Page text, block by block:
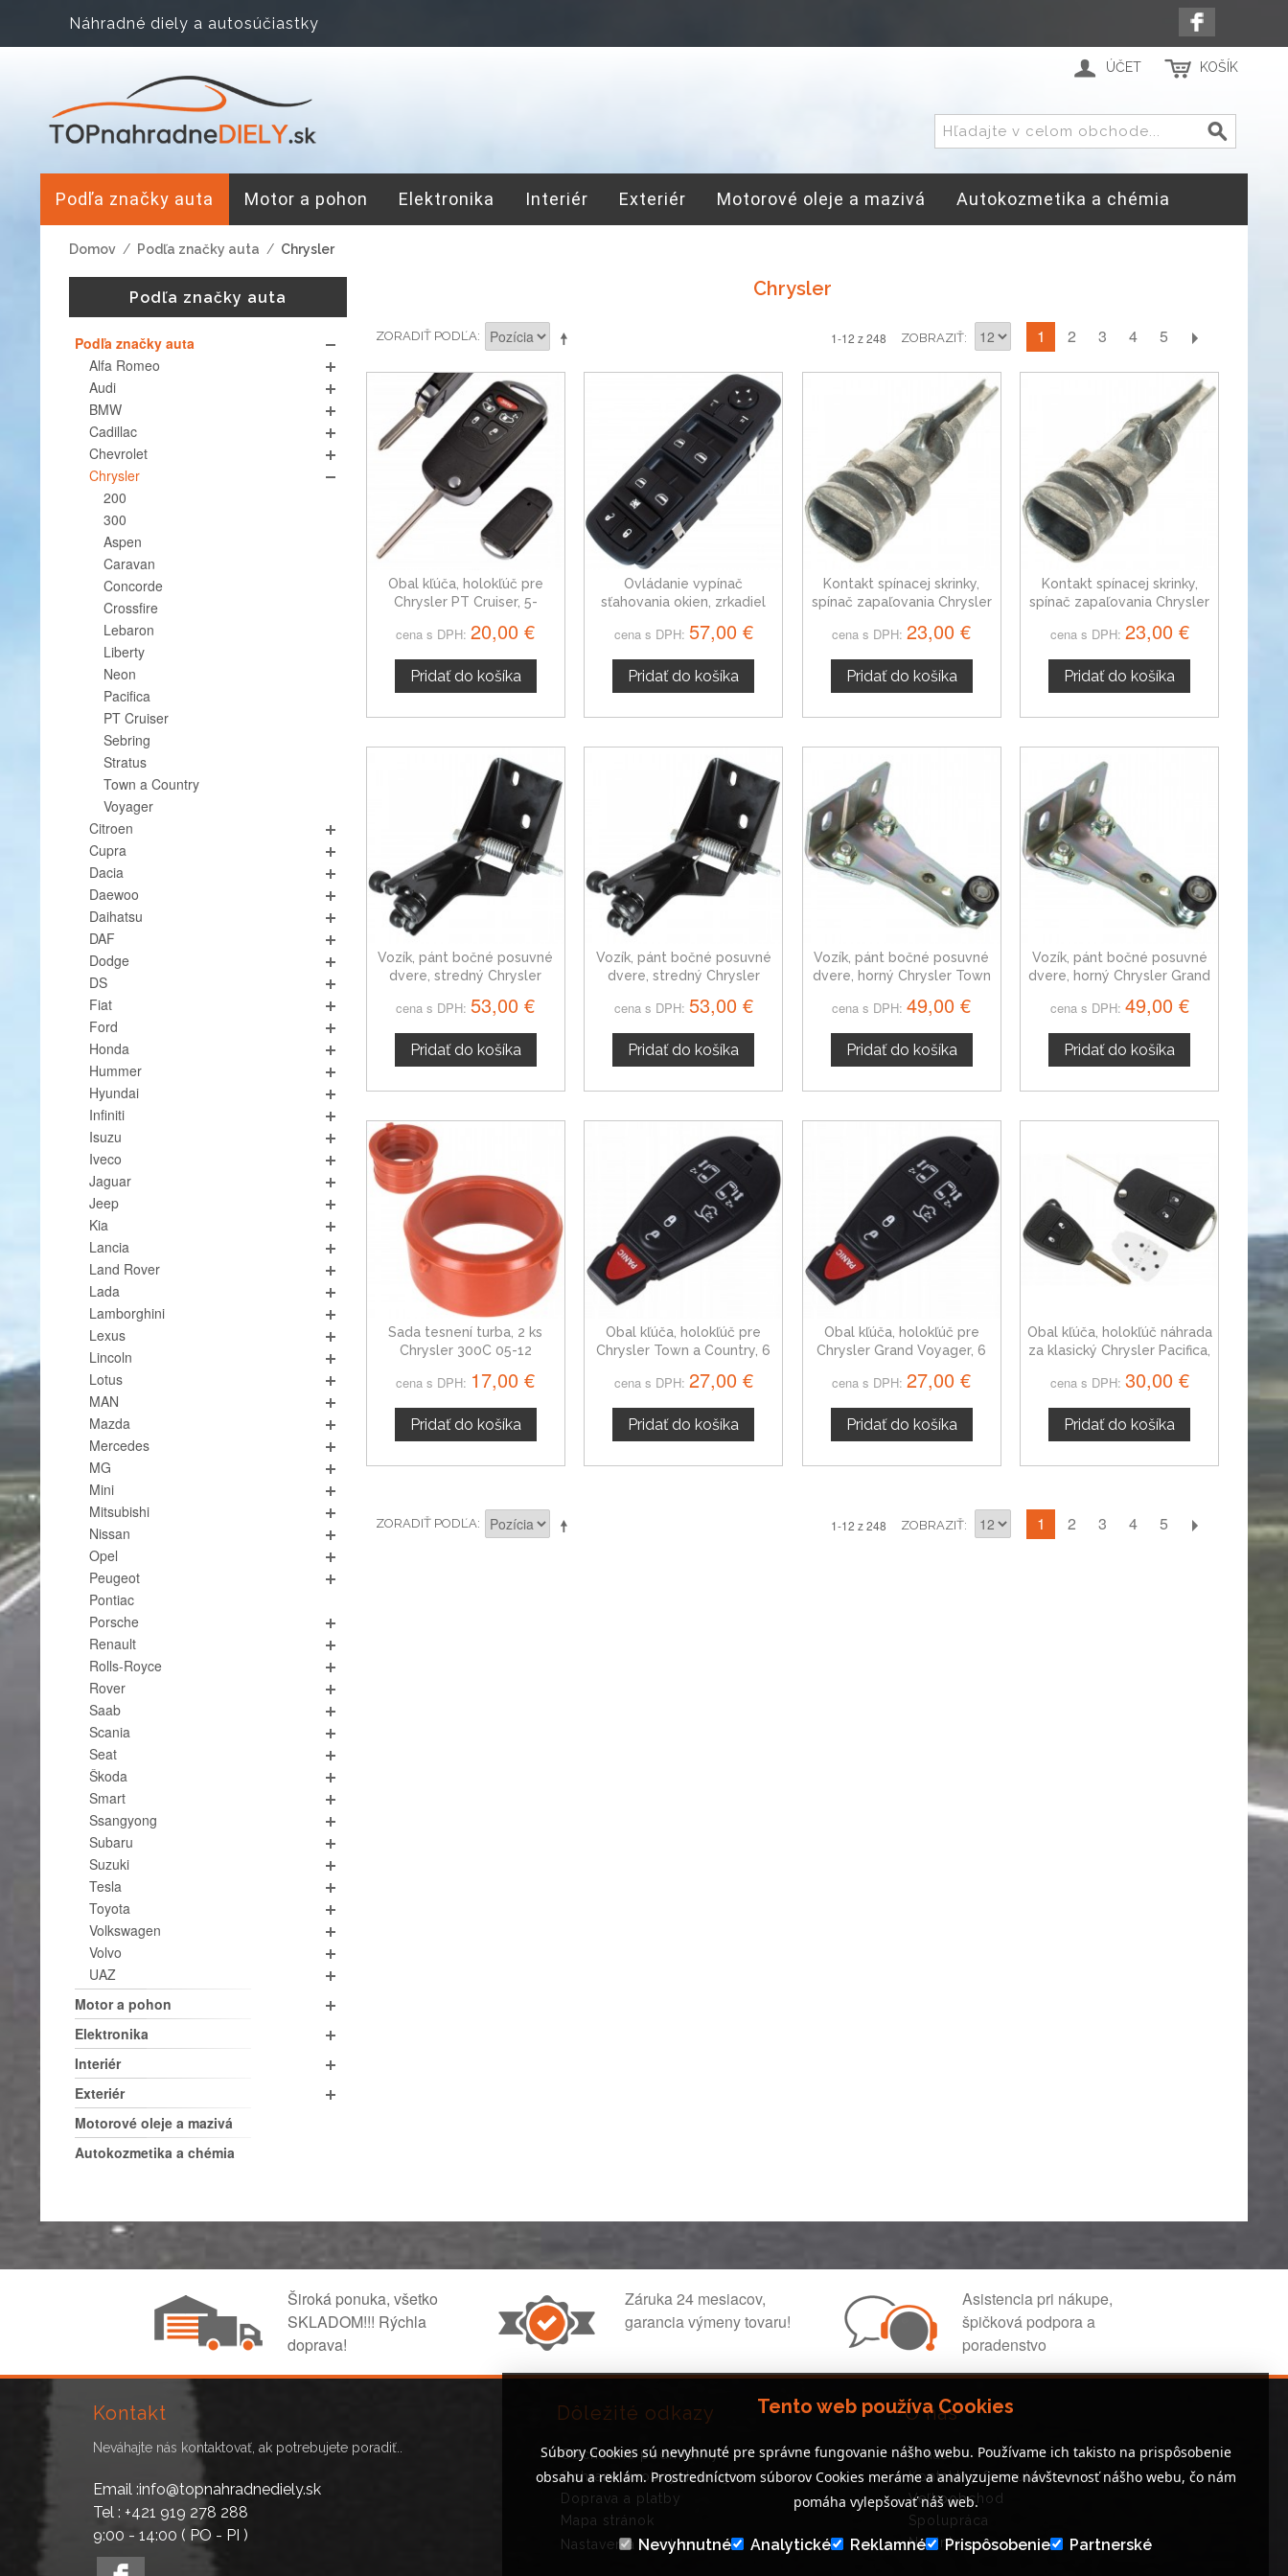
Náhradné diely a autosúčiastky
ÚČET KOŠÍK
Podľa značky auta Motor a pohon Elektronika Interiér Exteriér Motorové oleje a mazivá Autokozmetika a chémia
Domov / Podľa značky auta / Chrysler
Chrysler
ZORADIŤ PODĽA 1-12 z 248 ZOBRAZIŤ 1 2 3 4 5
Obal kľúča, holokľúč pre
Chrysler PT Cruiser, 5-
cena s DPH: 20,00 €
Pridať do košíka
Ovládanie vypínač
sťahovania okien, zrkadiel
4602535AC
cena s DPH: 57,00 €
Pridať do košíka
Kontakt spínacej skrinky,
spínač zapaľovania Chrysler
cena s DPH: 23,00 €
Pridať do košíka
Kontakt spínacej skrinky,
spínač zapaľovania Chrysler
cena s DPH: 23,00 €
Pridať do košíka
Vozík, pánt bočné posuvné
dvere, stredný Chrysler
cena s DPH: 53,00 €
Pridať do košíka
Vozík, pánt bočné posuvné
dvere, stredný Chrysler
cena s DPH: 53,00 €
Pridať do košíka
Vozík, pánt bočné posuvné
dvere, horný Chrysler Town
cena s DPH: 49,00 €
Pridať do košíka
Vozík, pánt bočné posuvné
dvere, horný Chrysler Grand
cena s DPH: 49,00 €
Pridať do košíka
Sada tesnení turba, 2 ks
Chrysler 300C 05-12
cena s DPH: 17,00 €
Pridať do košíka
Obal kľúča, holokľúč pre
Chrysler Town a Country, 6
cena s DPH: 27,00 €
Pridať do košíka
Obal kľúča, holokľúč pre
Chrysler Grand Voyager, 6
cena s DPH: 27,00 €
Pridať do košíka
Obal kľúča, holokľúč náhrada
za klasický Chrysler Pacifica,
cena s DPH: 30,00 €
Pridať do košíka
ZORADIŤ PODĽA 1-12 z 248 ZOBRAZIŤ 1 2 3 4 5
Podľa značky auta
Podľa značky auta
Alfa Romeo
Audi
BMW
Cadillac
Chevrolet
Chrysler
200
300
Aspen
Caravan
Concorde
Crossfire
Lebaron
Liberty
Neon
Pacifica
PT Cruiser
Sebring
Stratus
Town a Country
Voyager
Citroen
Cupra
Dacia
Daewoo
Daihatsu
DAF
Dodge
DS
Fiat
Ford
Honda
Hummer
Hyundai
Infiniti
Isuzu
Iveco
Jaguar
Jeep
Kia
Lancia
Land Rover
Lada
Lamborghini
Lexus
Lincoln
Lotus
MAN
Mazda
Mercedes
MG
Mini
Mitsubishi
Nissan
Opel
Peugeot
Pontiac
Porsche
Renault
Rolls-Royce
Rover
Saab
Scania
Seat
Škoda
Smart
Ssangyong
Subaru
Suzuki
Tesla
Toyota
Volkswagen
Volvo
UAZ
Motor a pohon
Elektronika
Interiér
Exteriér
Motorové oleje a mazivá
Autokozmetika a chémia
Široká ponuka, všetko
SKLADOM!!! Rýchla
doprava!
Záruka 24 mesiacov,
garancia výmeny tovaru!
Asistencia pri nákupe,
špičková podpora a
poradenstvo
O nás
O nás
Kontaktný formulár
Veľkoobchod
Spolupráca
Novinky
Dôležité odkazy
Obchodné podmienky
Ochrana osobných údajov
Doprava a platby
Mapa stránok
Nastavenia Cookies
Kontakt
Neváhajte nás kontaktovať, ak potrebujete poradiť..
Email :info@topnahradnediely.sk
Tel : +421 919 278 288
9:00 - 14:00 ( PO - PI )
Tento web používa Cookies
Súbory Cookies sú nevyhnuté pre správne fungovanie nášho webu. Používame ich takisto na prispôsobenie
obsahu a reklám. Prostredníctvom súborov Cookies meráme a analyzujeme návštevnosť nášho webu, čo nám
pomáha vylepšovať náš web.
Nevyhnutné Analytické Reklamné Prispôsobenie Partnerské